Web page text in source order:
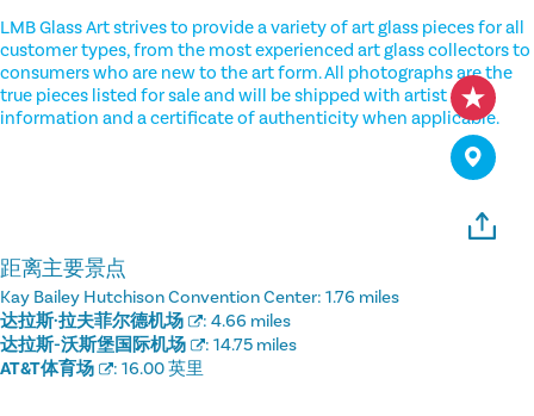
LMB Glass Art strives to provide a variety of art glass pieces for all
customer types, from the most experienced art glass collectors to
consumers who are new to the art form. All photographs are the
true pieces listed for sale and will be shipped with artist
information and a certificate of authenticity when applicable.
距离主要景点
Kay Bailey Hutchison Convention Center: 1.76 miles
达拉斯·拉夫菲尔德机场
: 4.66 miles
达拉斯-沃斯堡国际机场
: 14.75 miles
AT&T体育场
: 16.00 英里